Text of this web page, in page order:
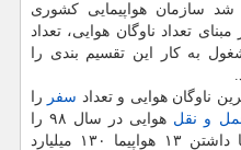
سازمان هواپیمایی کشوری
تعداد ناوگان هوایی، تعداد
به کار این تقسیم بندی را
ناوگان هوایی و تعداد سفر را
و نقل
هوایی در سال ۹۸ را
کسب کرده است، با این وجود با داشتن ۱۳ هواپیما ۱۳۰ میلیارد